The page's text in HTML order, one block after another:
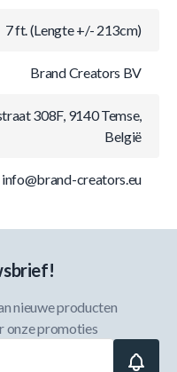
7 ft. (Lengte +/- 213cm)
Brand Creators BV
308F, 9140 Temse,
België
info@brand-creators.eu
nieuwe producten
onze promoties